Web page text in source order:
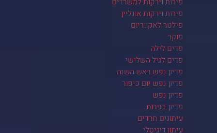
פירות וירקות אונליין
פילטר לאקווריום
פוקר
פדים לילה
פדים לגיל השלישי
פדיון נפש ראש השנה
פדיון נפש יום כיפור
פדיון נפש
פדיון כפרות
עיתונים חרדים
עיתון דיגיטלי